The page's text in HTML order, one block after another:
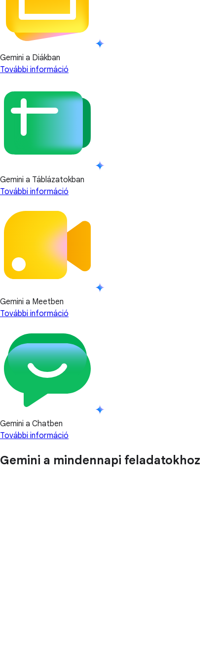
Gemini a Diákban
További információ
Gemini a Táblázatokban
További információ
Gemini a Meetben
További információ
Gemini a Chatben
További információ
Gemini a mindennapi feladatokhoz